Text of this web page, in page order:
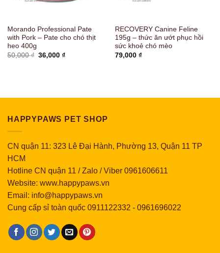
Morando Professional Pate
with Pork – Pate cho chó thịt
heo 400g
50,000₫ Giá
gốc
36,000 ₫Giá
RECOVERY Canine Feline
195g – thức ăn ướt phục hồi
sức khoẻ chó mèo
79,000 ₫
HAPPYPAWS PET SHOP
CN quận 11: 323 Lê Đại Hành, Phường 13, Quận 11 TP
HCM
Hotline CN quận 11 / Zalo / Viber 0961606611
Website: www.happypaws.vn
Email: info@happypaws.vn
Cung cấp sỉ toàn quốc 0911122332 - 0961696022